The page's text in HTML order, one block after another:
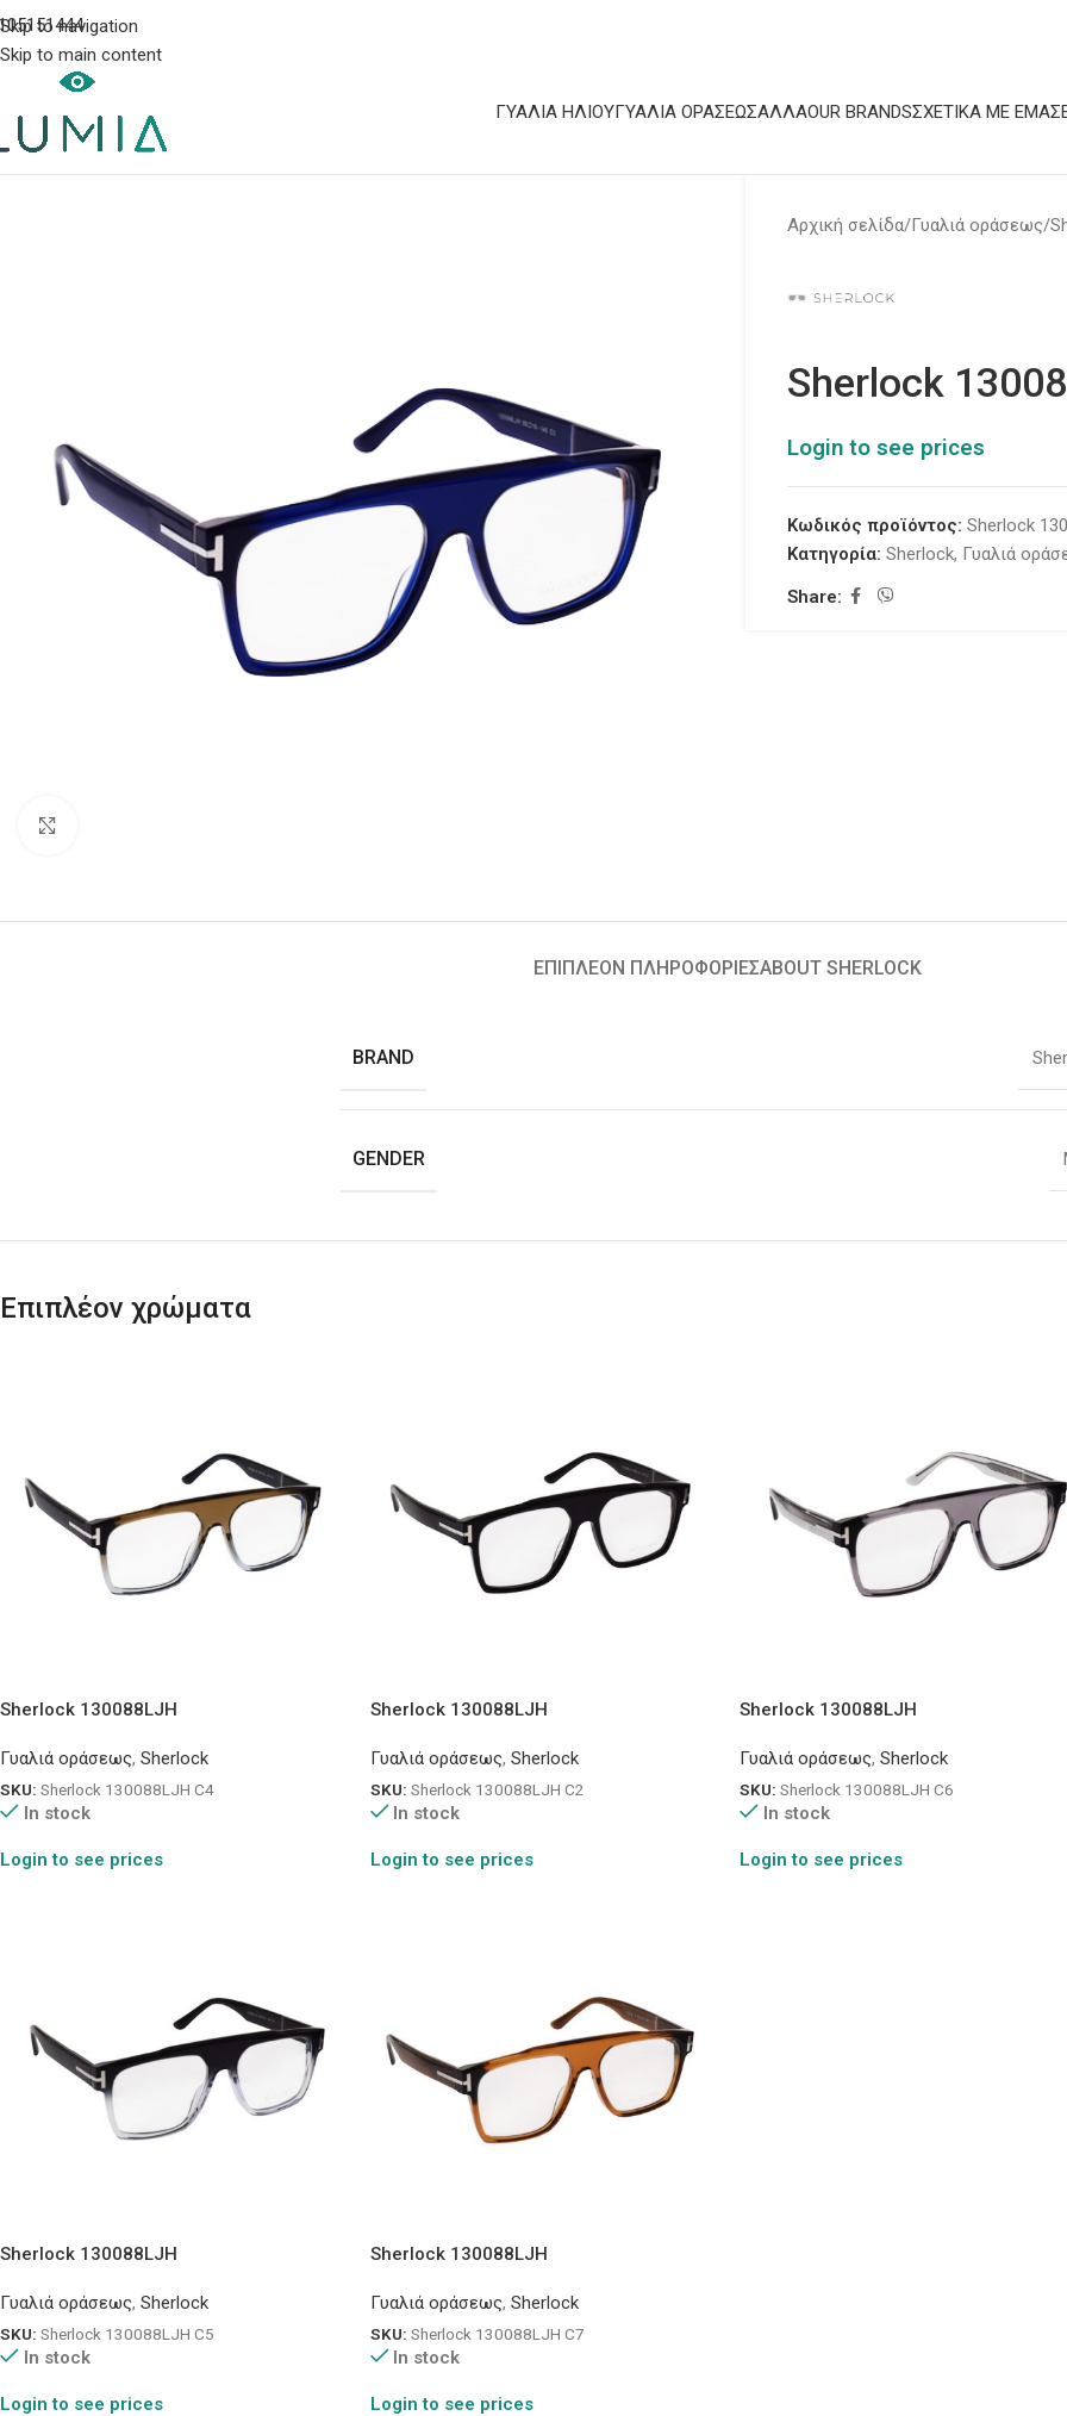
Skip to navigation
Skip to main content
ΓΥΑΛΙΆ ΗΛΊΟΥΓΥΑΛΙΆ ΟΡΆΣΕΩΣΆΛΛΑOUR BRANDSΣΧΕΤΙΚΆ ΜΕ ΕΜΆΣ
Αρχική σελίδα Γυαλιά οράσεως
Sherlock
Login to see prices
Κωδικός προϊόντος: Sherlock
Κατηγορία: Sherlock, Γυαλιά
Share:
ΕΠΙΠΛΈΟΝ ΠΛΗΡΟΦΟΡΊΕΣABOUT SHERLOCK
BRAND
GENDER
Επιπλέον χρώματα
Sherlock 130088LJH
Γυαλιά οράσεως, Sherlock
SKU: Sherlock 130088LJH C4
In stock
Login to see prices
Sherlock 130088LJH
Γυαλιά οράσεως, Sherlock
SKU: Sherlock 130088LJH C2
In stock
Login to see prices
Sherlock 130088LJH
Γυαλιά οράσεως, Sherlock
SKU: Sherlock 130088LJH C6
In stock
Login to see prices
Sherlock 130088LJH
Γυαλιά οράσεως, Sherlock
SKU: Sherlock 130088LJH C5
In stock
Login to see prices
Sherlock 130088LJH
Γυαλιά οράσεως, Sherlock
SKU: Sherlock 130088LJH C7
In stock
Login to see prices